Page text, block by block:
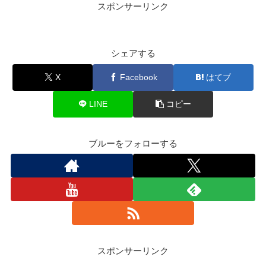
スポンサーリンク
シェアする
X Facebook はてブ
LINE コピー
ブルーをフォローする
スポンサーリンク